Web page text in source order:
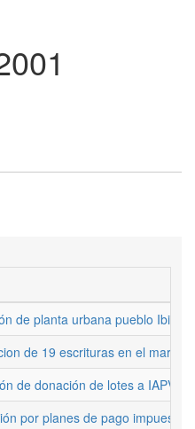
de planta urbana pueblo Ibicuy
de 19 escrituras en el marco
de donación de lotes a IAPV
por planes de pago impuestos